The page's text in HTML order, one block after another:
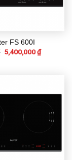
FS 600I
5,400,000₫